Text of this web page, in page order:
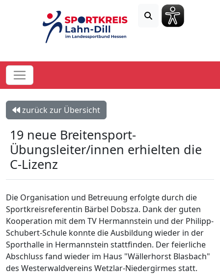
zurück zur Übersicht
19 neue Breitensport-
Übungsleiter/innen erhielten die
C-Lizenz
Die Organisation und Betreuung erfolgte durch die
Sportkreisreferentin Bärbel Dobsza. Dank der guten
Kooperation mit dem TV Hermannstein und der Philipp-
Schubert-Schule konnte die Ausbildung wieder in der
Sporthalle in Hermannstein stattfinden. Der feierliche
Abschluss fand wieder im Haus "Wällerhorst Blasbach"
des Westerwaldvereins Wetzlar-Niedergirmes statt.